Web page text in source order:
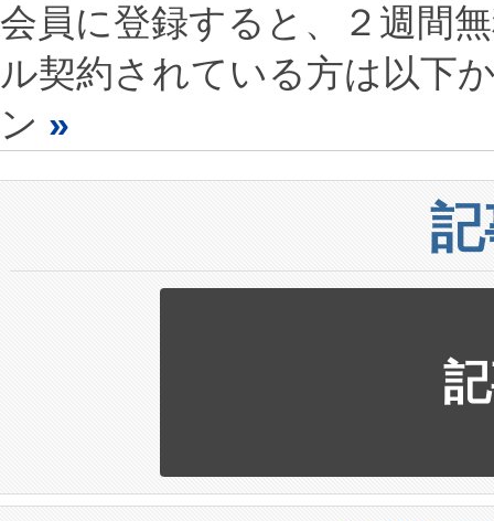
会員に登録すると、２週間
ル契約されている方は以下
ン »